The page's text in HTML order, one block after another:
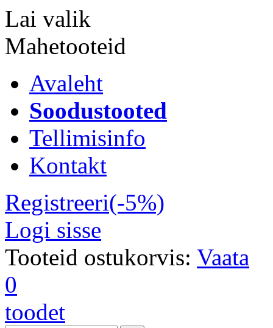
Lai valik
Mahetooteid
Avaleht
Soodustooted
Tellimisinfo
Kontakt
Registreeri(-5%)
Logi sisse
Tooteid ostukorvis: Vaata
0
toodet